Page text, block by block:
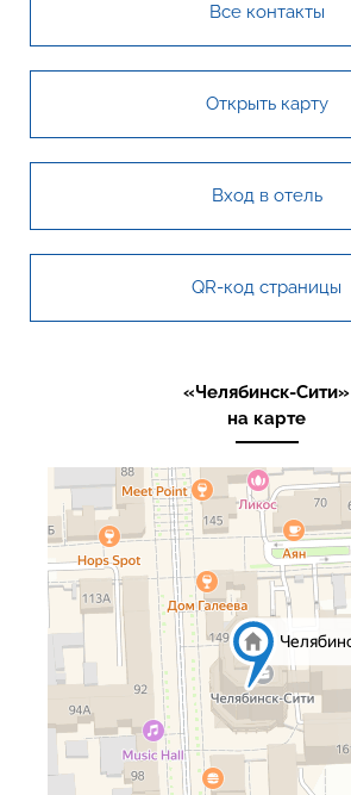
Все контакты
Открыть карту
Вход в отель
QR-код страницы
«Челябинск-Сити»
на карте